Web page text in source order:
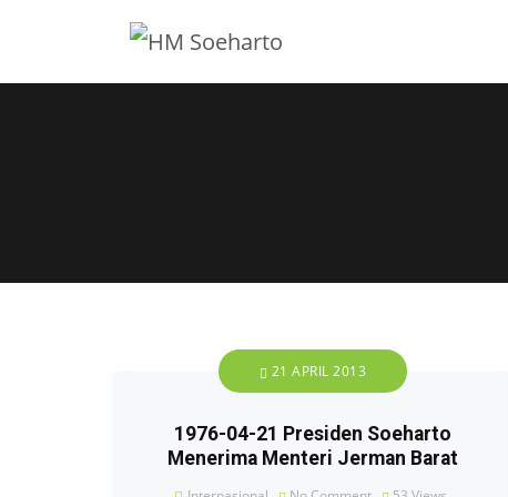
21 APRIL 2013
1976-04-21 Presiden Soeharto
Menerima Menteri Jerman Barat